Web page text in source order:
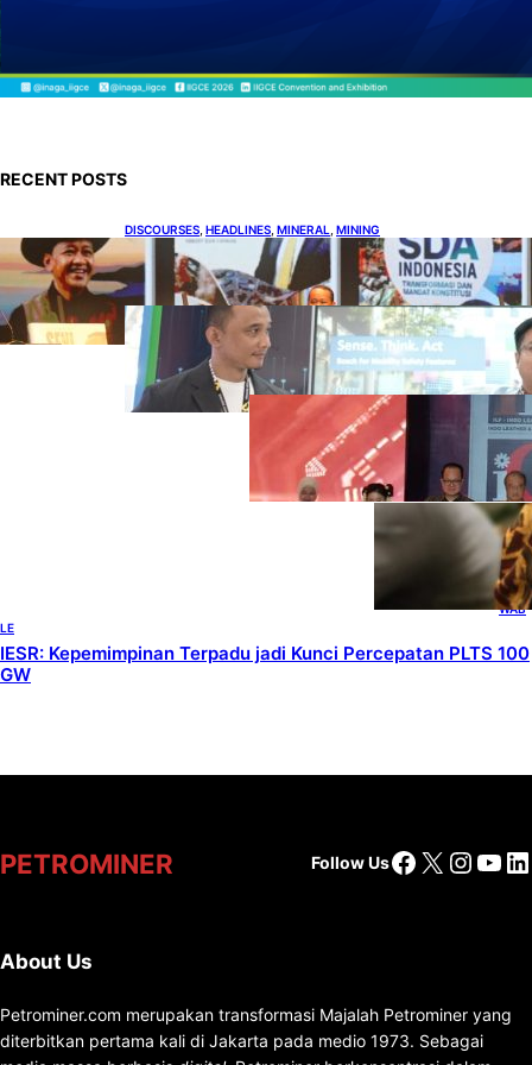
RECENT POSTS
DISCOURSES HEADLINES MINERAL MINING
Bahlil Luncurkan 10 Buku Rekam Jejak
Kepemimpinan dan Kebijakan
HEADLINES, TECHNOLOGY
Teknologi Keselamatan, Penentu
Baru Persaingan Industri
Otomotif
DOWNSTREAM
HEADLINES
Terbuka, Peluang
Usaha bagi IKM
Alas Kaki Lokal
ENER
GY ,
HEAD
LINES
,
RENE
WAB
LE
IESR: Kepemimpinan Terpadu jadi Kunci Percepatan PLTS 100
GW
PETROMINER Follow UsFacebook
X
About Us
Petrominer.com merupakan transformasi Majalah Petrominer yang
diterbitkan pertama kali di Jakarta pada medio 1973. Sebagai